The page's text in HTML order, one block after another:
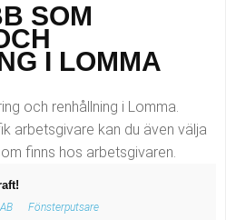
SOM
I LOMMA
och renhållning i Lomma.
arbetsgivare kan du även välja
finns hos arbetsgivaren.
Fönsterputsare